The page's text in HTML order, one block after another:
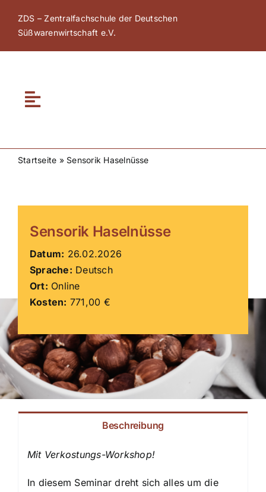
Inhalt
springen
ZDS – Zentralfachschule der Deutschen
Süßwarenwirtschaft e.V.
Toggle
ZDS Netzwerk
ZDS Schule
Downloads
Aktuelles
Kontakt
Startseite » Sensorik Haselnüsse
Sensorik Haselnüsse
Datum: 26.02.2026
Sprache: Deutsch
Ort: Online
Kosten: 771,00 €
Beschreibung
Mit Verkostungs-Workshop!
In diesem Seminar dreht sich alles um die